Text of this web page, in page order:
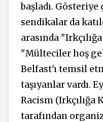
başladı.
sendikalar da
arasında
"Mülteciler hoş
Belfast'ı temsil
taşıyanlar vardı.
Racism (Irkçılığa
tarafından